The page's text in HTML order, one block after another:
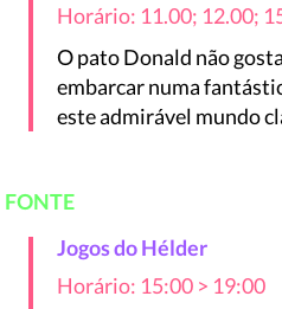
Horário: 11.00; 12.00;
O pato Donald não
embarcar numa
este admirável mundo
FONTE
Jogos do Hélder
Horário: 15:00 > 19:00